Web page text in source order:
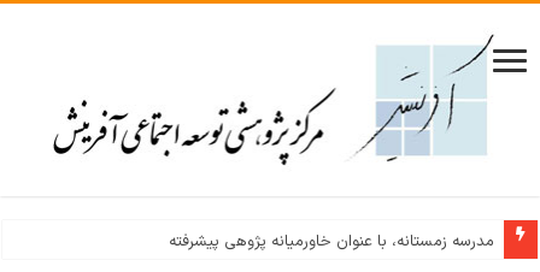
مدرسه زمستانه، با عنوان خاورمیانه پژوهی پیشرفته